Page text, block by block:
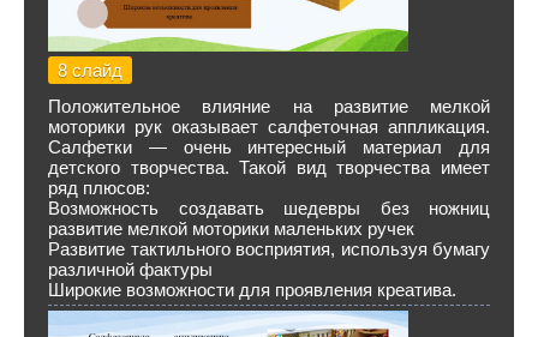
8 слайд
Положительное влияние на развитие мелкой
моторики рук оказывает салфеточная аппликация.
Салфетки — очень интересный материал для
детского творчества. Такой вид творчества имеет
ряд плюсов:
Возможность создавать шедевры без ножниц
развитие мелкой моторики маленьких ручек
Развитие тактильного восприятия, используя бумагу
различной фактуры
Широкие возможности для проявления креатива.